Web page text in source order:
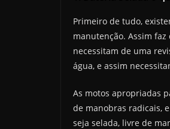
Primeiro de tudo,
manutenção. Assim
necessitam de uma
água, e assim
As motos apropriadas
de manobras radicais,
seja selada, livre de